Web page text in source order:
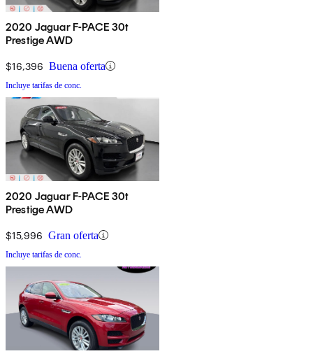
2020 Jaguar F-PACE 30t
Prestige AWD
$16,396 Buena oferta
Incluye tarifas de conc.
2020 Jaguar F-PACE 30t
Prestige AWD
$15,996 Gran oferta
Incluye tarifas de conc.